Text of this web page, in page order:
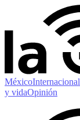
MéxicoInternacional
y vidaOpinión